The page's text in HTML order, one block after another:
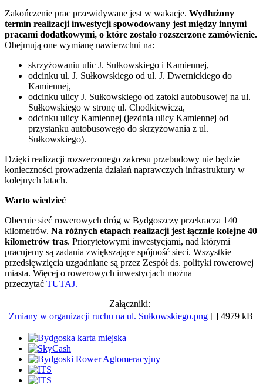
Zakończenie prac przewidywane jest w wakacje. Wydłużony
termin realizacji inwestycji spowodowany jest między innymi
pracami dodatkowymi, o które zostało rozszerzone zamówienie.
Obejmują one wymianę nawierzchni na:
skrzyżowaniu ulic J. Sułkowskiego i Kamiennej,
odcinku ul. J. Sułkowskiego od ul. J. Dwernickiego do
Kamiennej,
odcinku ulicy J. Sułkowskiego od zatoki autobusowej na ul.
Sułkowskiego w stronę ul. Chodkiewicza,
odcinku ulicy Kamiennej (jezdnia ulicy Kamiennej od
przystanku autobusowego do skrzyżowania z ul.
Sułkowskiego).
Dzięki realizacji rozszerzonego zakresu przebudowy nie będzie
konieczności prowadzenia działań naprawczych infrastruktury w
kolejnych latach.
Warto wiedzieć
Obecnie sieć rowerowych dróg w Bydgoszczy przekracza 140
kilometrów. Na różnych etapach realizacji jest łącznie kolejne 40
kilometrów tras. Priorytetowymi inwestycjami, nad którymi
pracujemy są zadania zwiększające spójność sieci. Wszystkie
przedsięwzięcia uzgadniane są przez Zespół ds. polityki rowerowej
miasta. Więcej o rowerowych inwestycjach można
przeczytać TUTAJ.
Załączniki:
Zmiany w organizacji ruchu na ul. Sułkowskiego.png [ ] 4979 kB